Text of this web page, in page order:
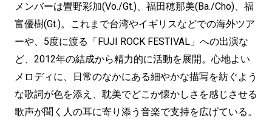
メンバーは畳野彩加(Vo./Gt.)、福田穂那美(Ba./Cho)、福
富優樹(Gt.)。これまで台湾やイギリスなどでの海外ツア
ーや、5度に渡る「FUJI ROCK FESTIVAL」への出演な
ど、2012年の結成から精力的に活動を展開。心地よい
メロディに、日常のなかにある細やかな描写を紡ぐよう
な歌詞が色を添え、耽美でどこか懐かしさを感じさせる
歌声が聞く人の耳に寄り添う音楽で支持を広げている。